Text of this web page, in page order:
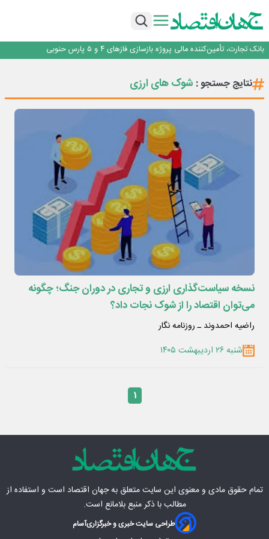
برگزاری آیین نکوداشت فعالان مواکب مرز شلمچه توسط شهرداری منطقه یک
منطقه‌ای
بانک تجارت، تأمین‌کننده مالی پروژه بازسازی فازهای ۴ و ۵ پارس حنوبی
برنده این رقابت داستان‌نویسی، انسان نبود!
برگزاری آیین نکوداشت فعالان مواکب مرز شلمچه توسط شهرداری منطقه یک
نتایج جستجو : شوک های ارزی
نسخه سیاست‌گذاری ارزی و تجاری در دوران جنگ؛ چگونه
می‌توان اقتصاد را از شوک نجات داد؟
راضیه احمدوند ـ روزنامه نگار
شنبه ۲۶ اردیبهشت ۱۴۰۵
۱
تمام حقوق مادی‌ و معنوی این سایت متعلق بهجهان اقتصاد است و استفاده از
مطالب با ذکر منبع بلامانع است.
طراحی سایت خبری و خبرگزاریآسام